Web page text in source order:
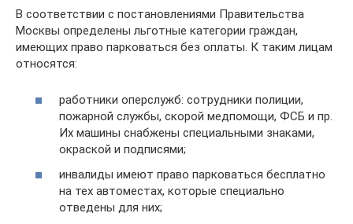
В соответствии с постановлениями Правительства
Москвы определены льготные категории граждан,
имеющих право парковаться без оплаты. К таким лицам
относятся:
работники оперслужб: сотрудники полиции,
пожарной службы, скорой медпомощи, ФСБ и пр.
Их машины снабжены специальными знаками,
окраской и подписями;
инвалиды имеют право парковаться бесплатно
на тех автоместах, которые специально
отведены для них;